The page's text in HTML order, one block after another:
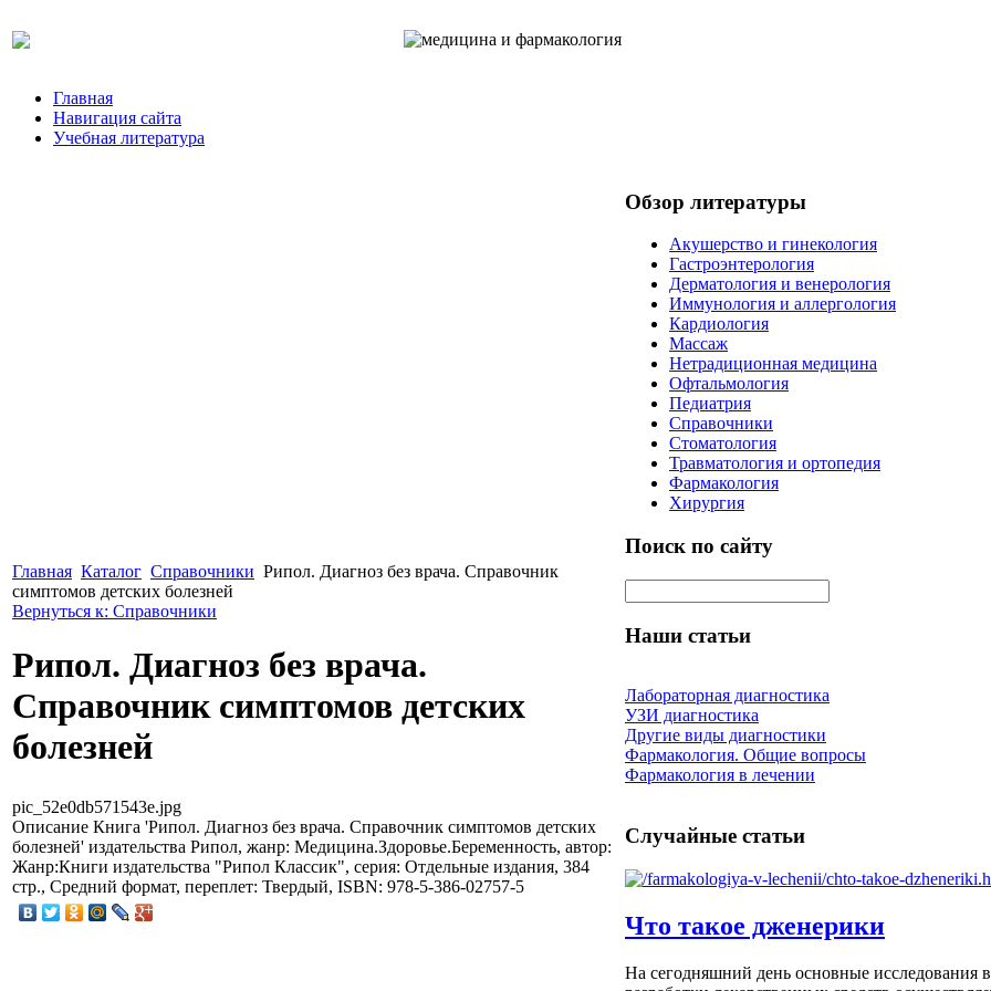
Главная
Навигация сайта
Учебная литература
Главная Каталог Справочники Рипол. Диагноз без врача. Справочник
симптомов детских болезней
Вернуться к: Справочники
Рипол. Диагноз без врача.
Справочник симптомов детских
болезней
pic_52e0db571543e.jpg
Описание Книга 'Рипол. Диагноз без врача. Справочник симптомов детских
болезней' издательства Рипол, жанр: Медицина.Здоровье.Беременность, автор:
Жанр:Книги издательства "Рипол Классик", серия: Отдельные издания, 384
стр., Средний формат, переплет: Твердый, ISBN: 978-5-386-02757-5
Обзор литературы
Акушерство и гинекология
Гастроэнтерология
Дерматология и венерология
Иммунология и аллергология
Кардиология
Массаж
Нетрадиционная медицина
Офтальмология
Педиатрия
Справочники
Стоматология
Травматология и ортопедия
Фармакология
Хирургия
Поиск по сайту
Наши статьи
Лабораторная диагностика
УЗИ диагностика
Другие виды диагностики
Фармакология. Общие вопросы
Фармакология в лечении
Случайные статьи
Что такое дженерики
На сегодняшний день основные исследования